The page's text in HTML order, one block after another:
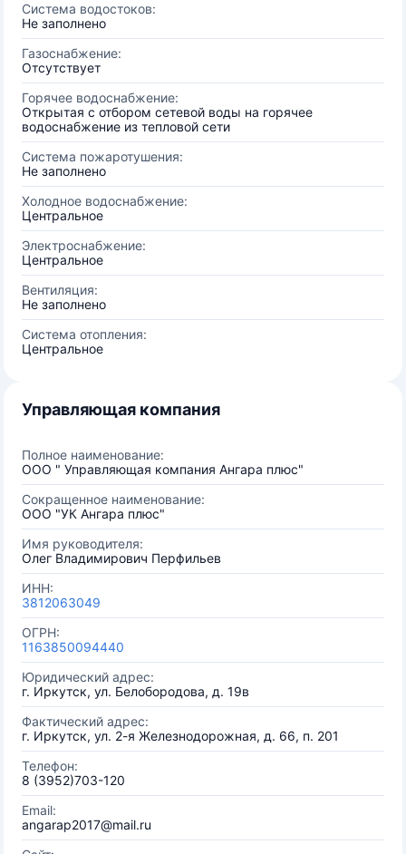
Система водостоков:
Не заполнено
Газоснабжение:
Отсутствует
Горячее водоснабжение:
Открытая с отбором сетевой воды на горячее
водоснабжение из тепловой сети
Система пожаротушения:
Не заполнено
Холодное водоснабжение:
Центральное
Электроснабжение:
Центральное
Вентиляция:
Не заполнено
Система отопления:
Центральное
Управляющая компания
Полное наименование:
ООО " Управляющая компания Ангара плюс"
Сокращенное наименование:
ООО "УК Ангара плюс"
Имя руководителя:
Олег Владимирович Перфильев
ИНН:
3812063049
ОГРН:
1163850094440
Юридический адрес:
г. Иркутск, ул. Белобородова, д. 19в
Фактический адрес:
г. Иркутск, ул. 2-я Железнодорожная, д. 66, п. 201
Телефон:
8 (3952)703-120
Email:
angarap2017@mail.ru